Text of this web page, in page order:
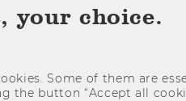
your choice.
Some of them are
the button “Accept all